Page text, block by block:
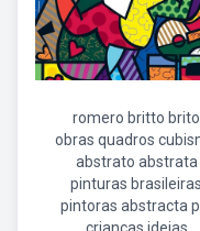
romero britto brito
obras quadros
abstrato abstrata
pinturas brasileiras
pintoras abstracta